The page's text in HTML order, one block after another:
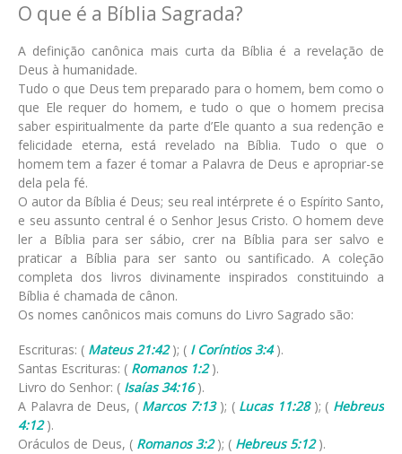
O que é a Bíblia Sagrada?
A definição canônica mais curta da Bíblia é a revelação de
Deus à humanidade.
Tudo o que Deus tem preparado para o homem, bem como o
que Ele requer do homem, e tudo o que o homem precisa
saber espiritualmente da parte d’Ele quanto a sua redenção e
felicidade eterna, está revelado na Bíblia. Tudo o que o
homem tem a fazer é tomar a Palavra de Deus e apropriar-se
dela pela fé.
O autor da Bíblia é Deus; seu real intérprete é o Espírito Santo,
e seu assunto central é o Senhor Jesus Cristo. O homem deve
ler a Bíblia para ser sábio, crer na Bíblia para ser salvo e
praticar a Bíblia para ser santo ou santificado. A coleção
completa dos livros divinamente inspirados constituindo a
Bíblia é chamada de cânon.
Os nomes canônicos mais comuns do Livro Sagrado são:
Escrituras: ( Mateus 21:42); ( I Coríntios 3:4).
Santas Escrituras: ( Romanos 1:2).
Livro do Senhor: ( Isaías 34:16).
A Palavra de Deus, ( Marcos 7:13); ( Lucas 11:28); ( Hebreus
4:12).
Oráculos de Deus, ( Romanos 3:2); ( Hebreus 5:12).